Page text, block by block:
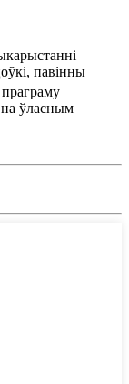
павінны
праграму
на ўласным